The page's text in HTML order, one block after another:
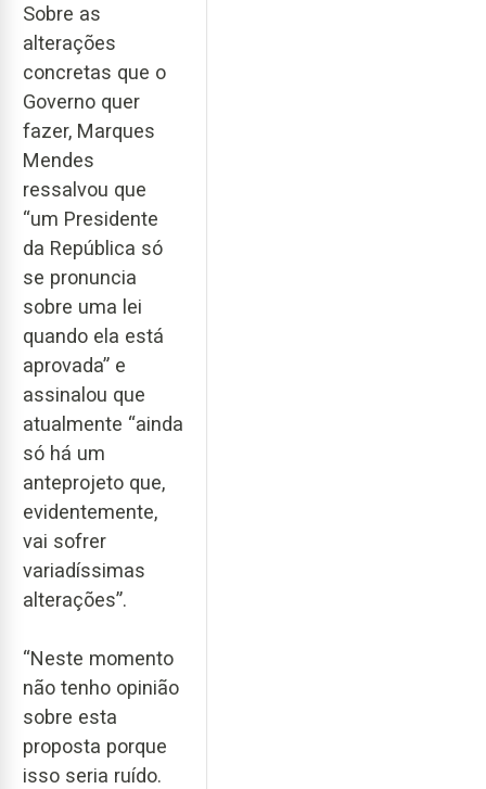
Sobre as
alterações
concretas que o
Governo quer
fazer, Marques
Mendes
ressalvou que
“um Presidente
da República só
se pronuncia
sobre uma lei
quando ela está
aprovada” e
assinalou que
atualmente “ainda
só há um
anteprojeto que,
evidentemente,
vai sofrer
variadíssimas
alterações”.
“Neste momento
não tenho opinião
sobre esta
proposta porque
isso seria ruído.